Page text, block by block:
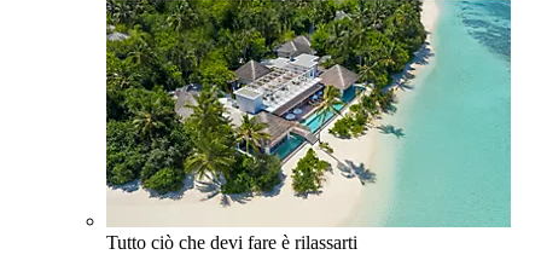
Tutto ciò che devi fare è rilassarti